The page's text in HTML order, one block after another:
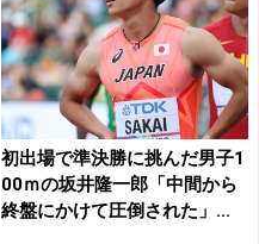
初出場で準決勝に挑んだ男子1
00ｍの坂井隆一郎「中間から
終盤にかけて圧倒された」...